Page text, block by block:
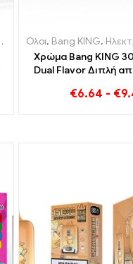
,
Ολοι, Bang KING, Ηλεκτρονικά
Χρώμα Bang KING
Dual Flavor Διπλή
€6.64 - €